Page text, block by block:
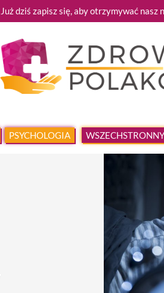
Już dziś zapisz się, aby otrzymywać nasz
PSYCHOLOGIA